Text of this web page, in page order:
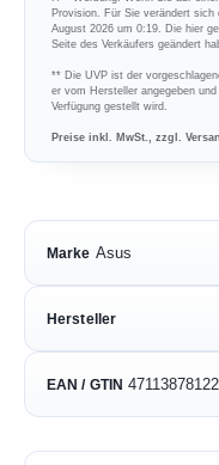
Provision. Für Sie verändert
August 2026 um 0:19. Die hier
Seite des Verkäufers geändert
** Die UVP ist der
er vom Hersteller angegeben
Verfügung gestellt wird.
Preise inkl. MwSt., zzgl.
Marke Asus
Hersteller
EAN / GTIN